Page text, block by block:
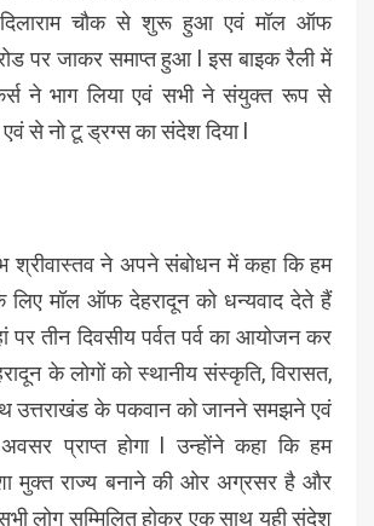
दिलाराम चौक से शुरू हुआ एवं मॉल ऑफ
रोड पर जाकर समाप्त हुआ l इस बाइक रैली में
ने भाग लिया एवं सभी ने संयुक्त रूप से
एवं से नो टू ड्रग्स का संदेश दिया l
श्रीवास्तव ने अपने संबोधन में कहा कि हम
लिए मॉल ऑफ देहरादून को धन्यवाद देते हैं
पर तीन दिवसीय पर्वत पर्व का आयोजन कर
के लोगों को स्थानीय संस्कृति, विरासत,
उत्तराखंड के पकवान को जानने समझने एवं
प्राप्त होगा l उन्होंने कहा कि हम
मुक्त राज्य बनाने की ओर अग्रसर है और
लोग सम्मिलित होकर एक साथ यही संदेश